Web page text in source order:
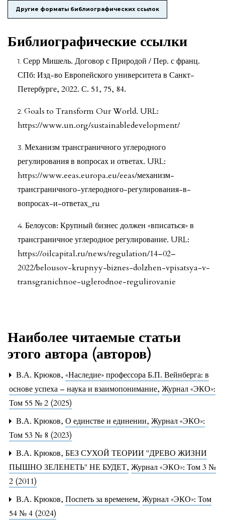
Другие форматы библиографических ссылок
Библиографические ссылки
Серр Мишель. Договор с Природой / Пер. с франц.
СПб: Изд-во Европейского университета в Санкт-
Петербурге, 2022. С. 51, 75, 84.
Goals to Transform Our World. URL:
https://www.un.org/sustainabledevelopment/
Механизм трансграничного углеродного
регулирования в вопросах и ответах. URL:
https://www.eeas.europa.eu/eeas/механизм-
трансграничного-углеродного-регулирования-в-
вопросах-и-ответах_ru
Белоусов: Крупный бизнес должен «вписаться» в
трансграничное углеродное регулирование. URL:
https://oilcapital.ru/news/regulation/14–02–
2022/belousov-krupnyy-biznes-dolzhen-vpisatsya-v-
transgranichnoe-uglerodnoe-regulirovanie
Наиболее читаемые статьи
этого автора (авторов)
В.А. Крюков, «Наследие» профессора Б.П. Вейнберга: в
основе успеха – наука и взаимопонимание, Журнал «ЭКО»:
Том 55 № 2 (2025)
В.А. Крюков, О единстве и единении, Журнал «ЭКО»:
Том 53 № 8 (2023)
В.А. Крюков, БЕЗ СУХОЙ ТЕОРИИ "ДРЕВО ЖИЗНИ
ПЫШНО ЗЕЛЕНЕТЬ" НЕ БУДЕТ, Журнал «ЭКО»: Том 3 №
2 (2011)
В.А. Крюков, Поспеть за временем, Журнал «ЭКО»: Том
54 № 4 (2024)